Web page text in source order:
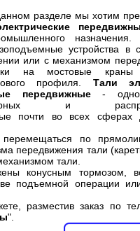
разделе мы хотим
назначения.
устройства в
или с механизмом
на мостовые
профиля. Тали
передвижные- одно
и
почти во всех сферах
перемещаться по
передвижения тали
тали.
конусным тормозом,
подъемной операции
разместив заказ по
".